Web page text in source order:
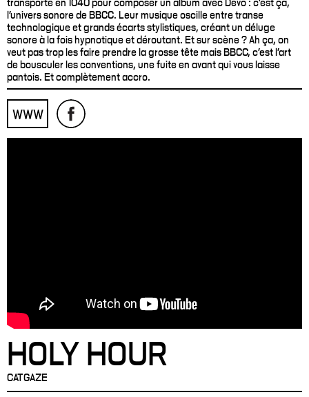
transporté en 1040 pour composer un album avec Devo : c’est ça,
l’univers sonore de BBCC. Leur musique oscille entre transe
technologique et grands écarts stylistiques, créant un déluge
sonore à la fois hypnotique et déroutant. Et sur scène ? Ah ça, on
veut pas trop les faire prendre la grosse tête mais BBCC, c’est l’art
de bousculer les conventions, une fuite en avant qui vous laisse
pantois. Et complètement accro.
WWW
HOLY HOUR
CATGAZE